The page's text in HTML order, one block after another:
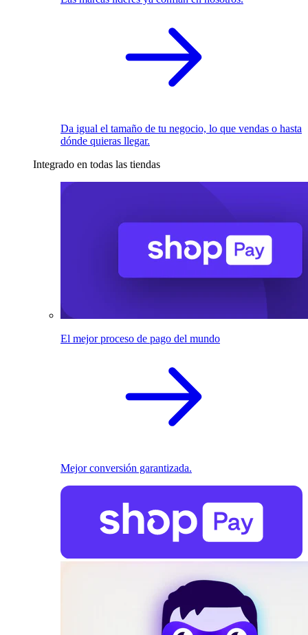
Da igual el tamaño de tu negocio, lo que vendas o hasta
dónde quieras llegar.
Integrado en todas las tiendas
El mejor proceso de pago del mundo
Mejor conversión garantizada.